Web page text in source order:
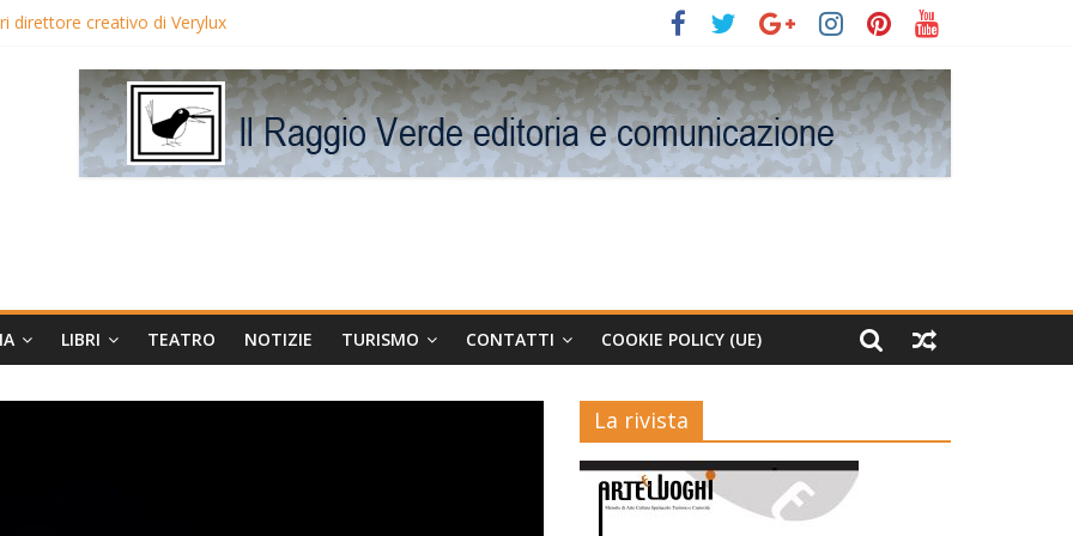
direttore creativo di Verylux
Edwards in proiezione per i LunedìLùmière
la regista Liliana Cavani e Tomas Milian
Avis
LIBRI TEATRO NOTIZIE TURISMO CONTATTI COOKIE POLICY (UE)
La rivista